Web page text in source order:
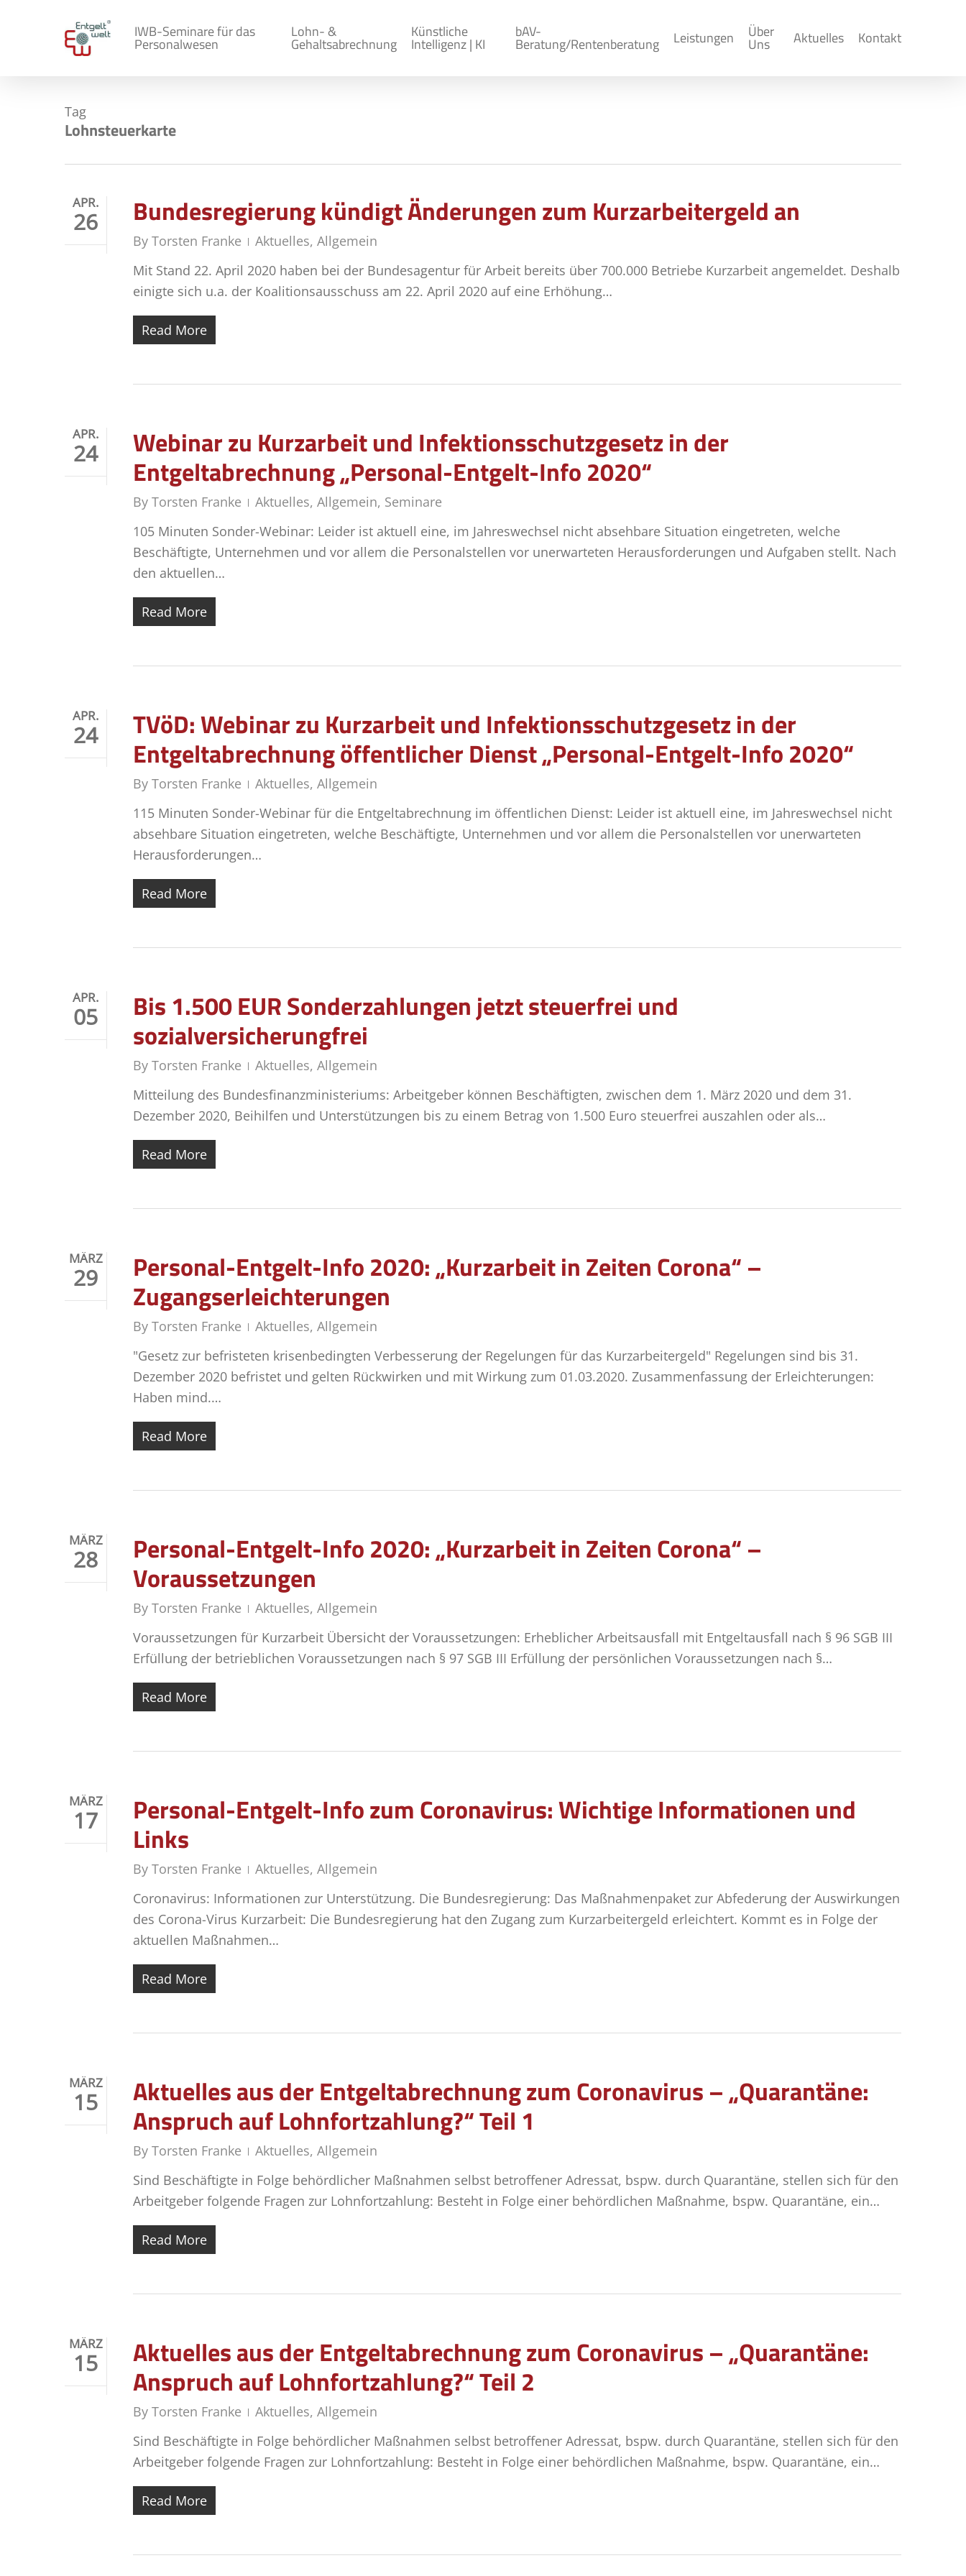
IWB-Seminare für das
Personalwesen
Lohn- &
Gehaltsabrechnung
Künstliche
Intelligenz | KI
bAV-
Beratung/Rentenberatung Leistungen Über
Uns Aktuelles Kontakt
Tag
Lohnsteuerkarte
APR.
26 Bundesregierung kündigt Änderungen zum Kurzarbeitergeld an
By Torsten Franke Aktuelles, Allgemein
Mit Stand 22. April 2020 haben bei der Bundesagentur für Arbeit bereits über 700.000 Betriebe Kurzarbeit angemeldet. Deshalb
einigte sich u.a. der Koalitionsausschuss am 22. April 2020 auf eine Erhöhung…
Read More
APR.
24 Webinar zu Kurzarbeit und Infektionsschutzgesetz in der
Entgeltabrechnung „Personal-Entgelt-Info 2020“
By Torsten Franke Aktuelles, Allgemein, Seminare
105 Minuten Sonder-Webinar: Leider ist aktuell eine, im Jahreswechsel nicht absehbare Situation eingetreten, welche
Beschäftigte, Unternehmen und vor allem die Personalstellen vor unerwarteten Herausforderungen und Aufgaben stellt. Nach
den aktuellen…
Read More
APR.
24 TVöD: Webinar zu Kurzarbeit und Infektionsschutzgesetz in der
Entgeltabrechnung öffentlicher Dienst „Personal-Entgelt-Info 2020“
By Torsten Franke Aktuelles, Allgemein
115 Minuten Sonder-Webinar für die Entgeltabrechnung im öffentlichen Dienst: Leider ist aktuell eine, im Jahreswechsel nicht
absehbare Situation eingetreten, welche Beschäftigte, Unternehmen und vor allem die Personalstellen vor unerwarteten
Herausforderungen…
Read More
APR.
05 Bis 1.500 EUR Son­der­zah­lun­gen jetzt steu­er­frei und
sozialversicherungfrei
By Torsten Franke Aktuelles, Allgemein
Mitteilung des Bundesfinanzministeriums: Arbeitgeber können Beschäftigten, zwischen dem 1. März 2020 und dem 31.
Dezember 2020, Beihilfen und Unterstützungen bis zu einem Betrag von 1.500 Euro steuerfrei auszahlen oder als…
Read More
MÄRZ
29 Personal-Entgelt-Info 2020: „Kurzarbeit in Zeiten Corona“ –
Zugangserleichterungen
By Torsten Franke Aktuelles, Allgemein
"Gesetz zur befristeten krisenbedingten Verbesserung der Regelungen für das Kurzarbeitergeld" Regelungen sind bis 31.
Dezember 2020 befristet und gelten Rückwirken und mit Wirkung zum 01.03.2020. Zusammenfassung der Erleichterungen:
Haben mind.…
Read More
MÄRZ
28 Personal-Entgelt-Info 2020: „Kurzarbeit in Zeiten Corona“ –
Voraussetzungen
By Torsten Franke Aktuelles, Allgemein
Voraussetzungen für Kurzarbeit Übersicht der Voraussetzungen: Erheblicher Arbeitsausfall mit Entgeltausfall nach § 96 SGB III
Erfüllung der betrieblichen Voraussetzungen nach § 97 SGB III Erfüllung der persönlichen Voraussetzungen nach §…
Read More
MÄRZ
17 Personal-Entgelt-Info zum Coronavirus: Wichtige Informationen und
Links
By Torsten Franke Aktuelles, Allgemein
Coronavirus: Informationen zur Unterstützung. Die Bundesregierung: Das Maßnahmenpaket zur Abfederung der Auswirkungen
des Corona-Virus Kurzarbeit: Die Bundesregierung hat den Zugang zum Kurzarbeitergeld erleichtert. Kommt es in Folge der
aktuellen Maßnahmen…
Read More
MÄRZ
15 Aktuelles aus der Entgeltabrechnung zum Coronavirus – „Quarantäne:
Anspruch auf Lohnfortzahlung?“ Teil 1
By Torsten Franke Aktuelles, Allgemein
Sind Beschäftigte in Folge behördlicher Maßnahmen selbst betroffener Adressat, bspw. durch Quarantäne, stellen sich für den
Arbeitgeber folgende Fragen zur Lohnfortzahlung: Besteht in Folge einer behördlichen Maßnahme, bspw. Quarantäne, ein…
Read More
MÄRZ
15 Aktuelles aus der Entgeltabrechnung zum Coronavirus – „Quarantäne:
Anspruch auf Lohnfortzahlung?“ Teil 2
By Torsten Franke Aktuelles, Allgemein
Sind Beschäftigte in Folge behördlicher Maßnahmen selbst betroffener Adressat, bspw. durch Quarantäne, stellen sich für den
Arbeitgeber folgende Fragen zur Lohnfortzahlung: Besteht in Folge einer behördlichen Maßnahme, bspw. Quarantäne, ein…
Read More